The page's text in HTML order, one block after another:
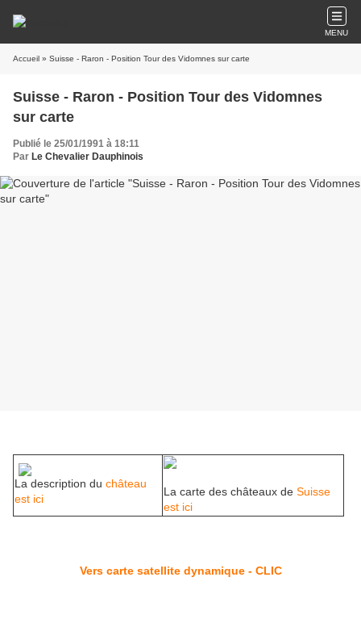
MENU
Accueil » Suisse - Raron - Position Tour des Vidomnes sur carte
Suisse - Raron - Position Tour des Vidomnes
sur carte
Publié le 25/01/1991 à 18:11
Par Le Chevalier Dauphinois
La description du château
est ici
La carte des châteaux de Suisse
est ici
Vers carte satellite dynamique - CLIC